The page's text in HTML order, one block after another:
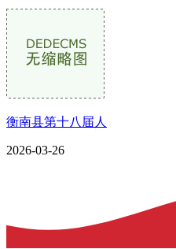
衡南县第十八届人
2026-03-26